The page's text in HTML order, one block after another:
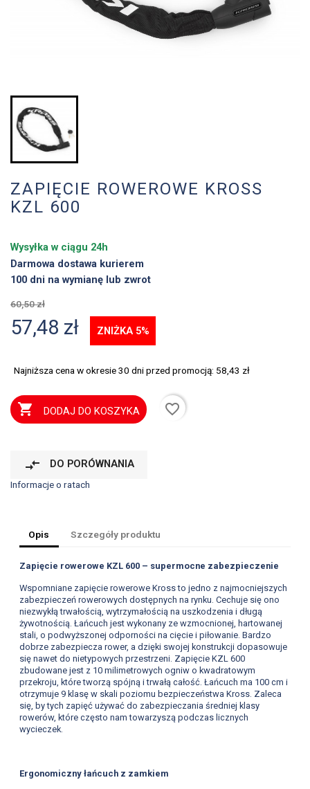
ZAPIĘCIE ROWEROWE KROSS
KZL 600
Wysyłka w ciągu 24h
Darmowa dostawa kurierem
100 dni na wymianę lub zwrot
60,50 zł
57,48 zł ZNIŻKA 5%
Najniższa cena w okresie 30 dni przed promocją: 58,43 zł
 DODAJ DO KOSZYKA favorite_border
compare_arrows DO PORÓWNANIA
Informacje o ratach
Opis Szczegóły produktu
Zapięcie rowerowe KZL 600 – supermocne zabezpieczenie
Wspomniane zapięcie rowerowe Kross to jedno z najmocniejszych
zabezpieczeń rowerowych dostępnych na rynku. Cechuje się ono
niezwykłą trwałością, wytrzymałością na uszkodzenia i długą
żywotnością. Łańcuch jest wykonany ze wzmocnionej, hartowanej
stali, o podwyższonej odporności na cięcie i piłowanie. Bardzo
dobrze zabezpiecza rower, a dzięki swojej konstrukcji dopasowuje
się nawet do nietypowych przestrzeni. Zapięcie KZL 600
zbudowane jest z 10 milimetrowych ogniw o kwadratowym
przekroju, które tworzą spójną i trwałą całość. Łańcuch ma 100 cm i
otrzymuje 9 klasę w skali poziomu bezpieczeństwa Kross. Zaleca
się, by tych zapięć używać do zabezpieczania średniej klasy
rowerów, które często nam towarzyszą podczas licznych
wycieczek.
Ergonomiczny łańcuch z zamkiem